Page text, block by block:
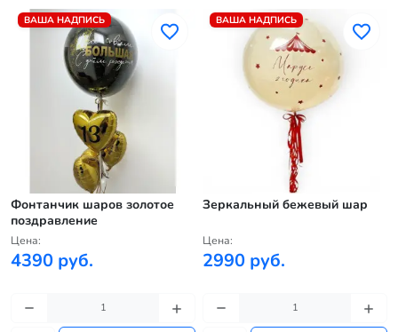
ВАША НАДПИСЬ
Фонтанчик шаров золотое
поздравление
Цена:
4390 руб.
ВАША НАДПИСЬ
Зеркальный бежевый шар
Цена:
2990 руб.